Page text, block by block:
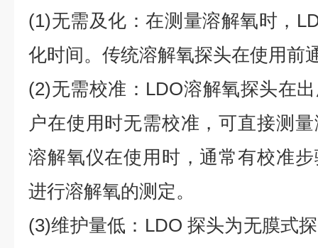
(1)无需及化：在测量溶解氧时，
化时间。传统溶解氧探头在使用前
(2)无需校准：LDO溶解氧探头在
户在使用时无需校准，可直接测
溶解氧仪在使用时，通常有校准
进行溶解氧的测定。
(3)维护量低：LDO 探头为无膜式